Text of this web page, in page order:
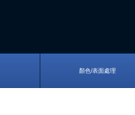
顏色/表面處理